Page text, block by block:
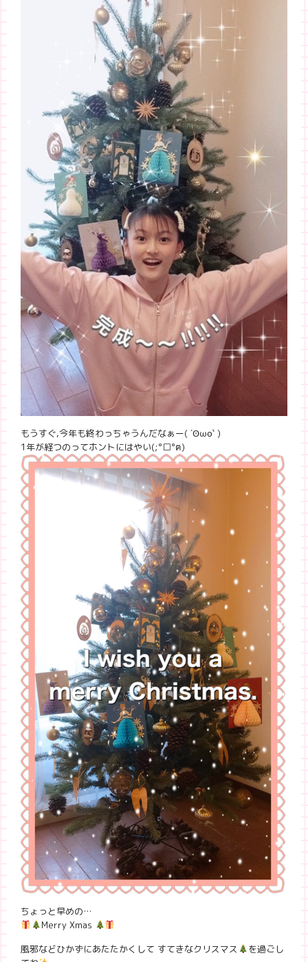
もうすぐ,今年も終わっちゃうんだなぁー( ´Ꙩωꙩ` )
1年が経つのってホントにはやい(;°□°ฅ)
ちょっと早めの…
Merry Xmas
風邪などひかずにあたたかくして すてきなクリスマス
を過ごし